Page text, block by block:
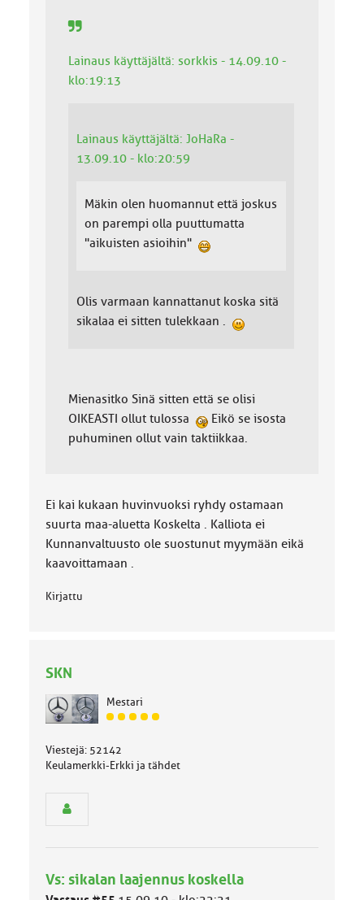
Lainaus käyttäjältä: sorkkis - 14.09.10 -
klo:19:13
Lainaus käyttäjältä: JoHaRa -
13.09.10 - klo:20:59
Mäkin olen huomannut että joskus
on parempi olla puuttumatta
"aikuisten asioihin"
Olis varmaan kannattanut koska sitä
sikalaa ei sitten tulekkaan .
Mienasitko Sinä sitten että se olisi
OIKEASTI ollut tulossa
Eikö se isosta
puhuminen ollut vain taktiikkaa.
Ei kai kukaan huvinvuoksi ryhdy ostamaan
suurta maa-aluetta Koskelta . Kalliota ei
Kunnanvaltuusto ole suostunut myymään eikä
kaavoittamaan .
Kirjattu
SKN
Mestari
J
s
e
l
Viestejä: 52142
Keulamerkki-Erkki ja tähdet
Vs: sikalan laajennus koskella